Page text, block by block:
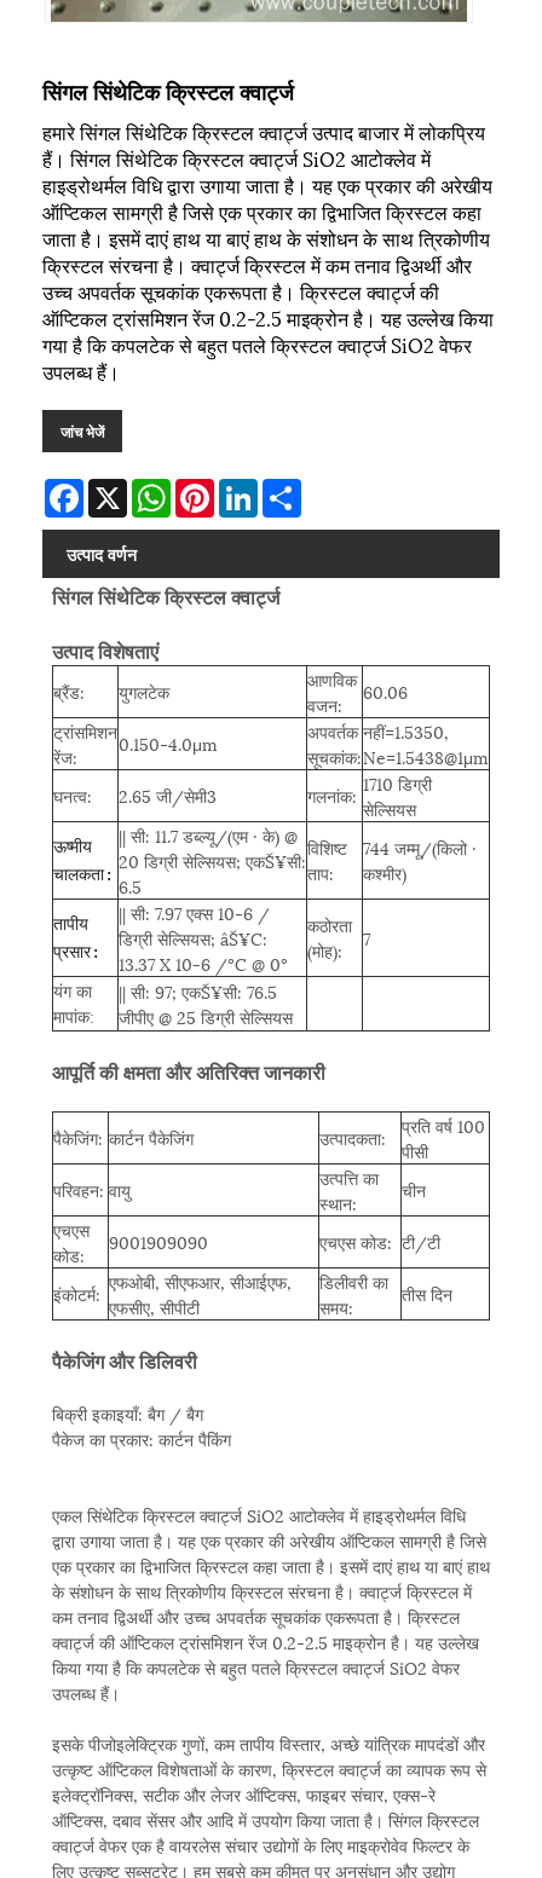
सिंगल सिंथेटिक क्रिस्टल क्वार्ट्ज
हमारे सिंगल सिंथेटिक क्रिस्टल क्वार्ट्ज उत्पाद बाजार में लोकप्रिय
हैं। सिंगल सिंथेटिक क्रिस्टल क्वार्ट्ज SiO2 आटोक्लेव में
हाइड्रोथर्मल विधि द्वारा उगाया जाता है। यह एक प्रकार की अरेखीय
ऑप्टिकल सामग्री है जिसे एक प्रकार का द्विभाजित क्रिस्टल कहा
जाता है। इसमें दाएं हाथ या बाएं हाथ के संशोधन के साथ त्रिकोणीय
क्रिस्टल संरचना है। क्वार्ट्ज क्रिस्टल में कम तनाव द्विअर्थी और
उच्च अपवर्तक सूचकांक एकरूपता है। क्रिस्टल क्वार्ट्ज की
ऑप्टिकल ट्रांसमिशन रेंज 0.2-2.5 माइक्रोन है। यह उल्लेख किया
गया है कि कपलटेक से बहुत पतले क्रिस्टल क्वार्ट्ज SiO2 वेफर
उपलब्ध हैं।
जांच भेजें
Facebook
X WhatsAppPinterestLinkedIn
उत्पाद वर्णन
सिंगल सिंथेटिक क्रिस्टल क्वार्ट्ज
उत्पाद विशेषताएं
ब्रैंड: युगलटेक
आणविक
वजन:
60.06
ट्रांसमिशन
रेंज:
0.150-4.0μm
अपवर्तक
सूचकांक:
नहीं=1.5350,
Ne=1.5438@1μm
घनत्व:
2.65 जी/सेमी3 गलनांक: 1710 डिग्री
सेल्सियस
ऊष्मीय
चालकता:
|| सी: 11.7 डब्ल्यू/(एम · के) @
20 डिग्री सेल्सियस; एकŠ¥सी:
6.5
विशिष्ट
ताप:
744 जम्मू/(किलो ·
कश्मीर)
तापीय
प्रसार:
|| सी: 7.97 एक्स 10-6 /
डिग्री सेल्सियस; âŠ¥C:
13.37 X 10-6 /°C @ 0°
कठोरता
(मोह):
7
यंग का
मापांक:
|| सी: 97; एकŠ¥सी: 76.5
जीपीए @ 25 डिग्री सेल्सियस
आपूर्ति की क्षमता और अतिरिक्त जानकारी
पैकेजिंग: कार्टन पैकेजिंग उत्पादकता:
प्रति वर्ष 100
पीसी
परिवहन: वायु
उत्पत्ति का
स्थान:
चीन
एचएस
कोड:
9001909090 एचएस कोड: टी/टी
इंकोटर्म: एफओबी, सीएफआर, सीआईएफ,
एफसीए, सीपीटी
डिलीवरी का
समय:
तीस दिन
पैकेजिंग और डिलिवरी
बिक्री इकाइयाँ: बैग / बैग
पैकेज का प्रकार: कार्टन पैकिंग
एकल सिंथेटिक क्रिस्टल क्वार्ट्ज SiO2 आटोक्लेव में हाइड्रोथर्मल विधि
द्वारा उगाया जाता है। यह एक प्रकार की अरेखीय ऑप्टिकल सामग्री है जिसे
एक प्रकार का द्विभाजित क्रिस्टल कहा जाता है। इसमें दाएं हाथ या बाएं हाथ
के संशोधन के साथ त्रिकोणीय क्रिस्टल संरचना है। क्वार्ट्ज क्रिस्टल में
कम तनाव द्विअर्थी और उच्च अपवर्तक सूचकांक एकरूपता है। क्रिस्टल
क्वार्ट्ज की ऑप्टिकल ट्रांसमिशन रेंज 0.2-2.5 माइक्रोन है। यह उल्लेख
किया गया है कि कपलटेक से बहुत पतले क्रिस्टल क्वार्ट्ज SiO2 वेफर
उपलब्ध हैं।
इसके पीजोइलेक्ट्रिक गुणों, कम तापीय विस्तार, अच्छे यांत्रिक मापदंडों और
उत्कृष्ट ऑप्टिकल विशेषताओं के कारण, क्रिस्टल क्वार्ट्ज का व्यापक रूप से
इलेक्ट्रॉनिक्स, सटीक और लेजर ऑप्टिक्स, फाइबर संचार, एक्स-रे
ऑप्टिक्स, दबाव सेंसर और आदि में उपयोग किया जाता है। सिंगल क्रिस्टल
क्वार्ट्ज वेफर एक है वायरलेस संचार उद्योगों के लिए माइक्रोवेव फिल्टर के
लिए उत्कृष्ट सब्सट्रेट। हम सबसे कम कीमत पर अनुसंधान और उद्योग